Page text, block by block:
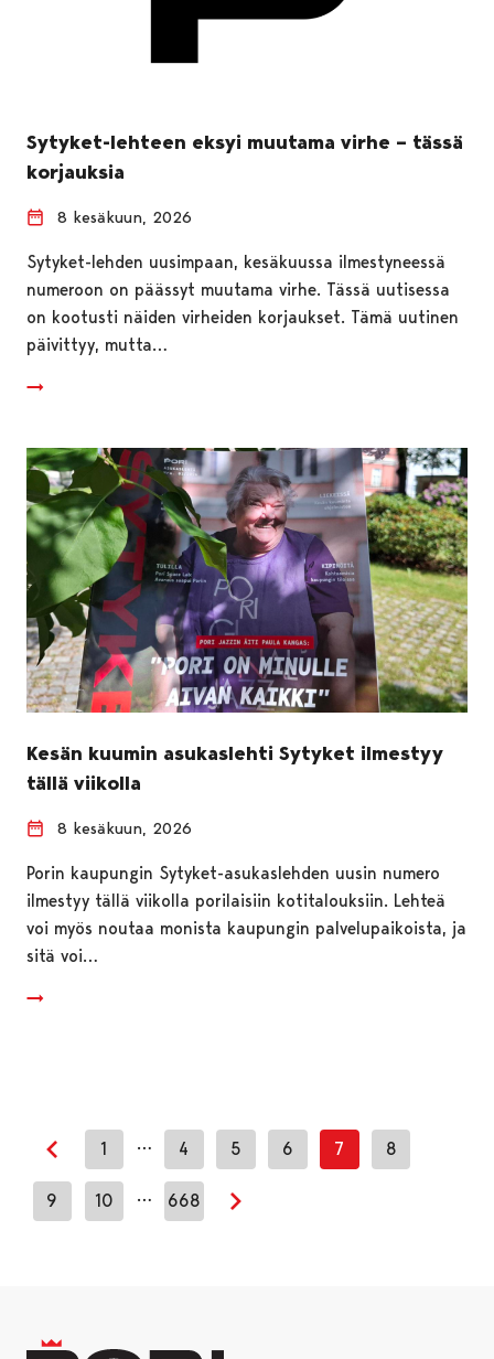
Sytyket-lehteen eksyi muutama virhe – tässä
korjauksia
8 kesäkuun, 2026
Sytyket-lehden uusimpaan, kesäkuussa ilmestyneessä
numeroon on päässyt muutama virhe. Tässä uutisessa
on kootusti näiden virheiden korjaukset. Tämä uutinen
päivittyy, mutta…
Kesän kuumin asukaslehti Sytyket ilmestyy
tällä viikolla
8 kesäkuun, 2026
Porin kaupungin Sytyket-asukaslehden uusin numero
ilmestyy tällä viikolla porilaisiin kotitalouksiin. Lehteä
voi myös noutaa monista kaupungin palvelupaikoista, ja
sitä voi…
Edellinen sivu
1 … 4 5 6 7 8
9 10 … 668
Seuraava sivu